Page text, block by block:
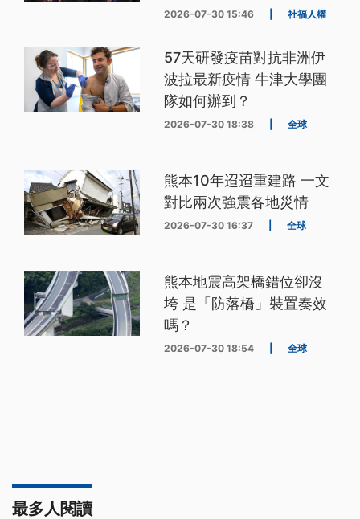
2026-07-30 15:46 社福人權
57天研發疫苗對抗非洲伊
波拉最新疫情 牛津大學團
隊如何辦到？
2026-07-30 18:38 全球
熊本10年迢迢重建路 一文
對比兩次強震各地災情
2026-07-30 16:37 全球
熊本地震高架橋錯位卻沒
垮 是「防落橋」裝置奏效
嗎？
2026-07-30 18:54 全球
最多人閱讀